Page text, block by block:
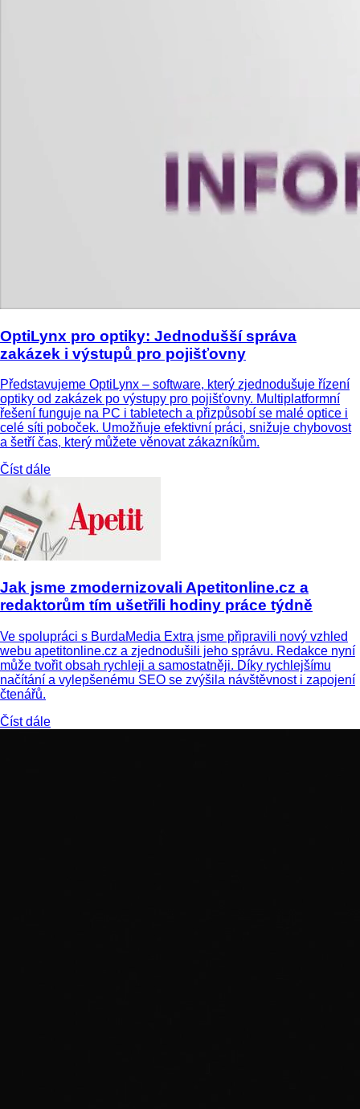
OptiLynx pro optiky: Jednodušší správa
zakázek i výstupů pro pojišťovny
Představujeme OptiLynx – software, který zjednodušuje řízení
optiky od zakázek po výstupy pro pojišťovny. Multiplatformní
řešení funguje na PC i tabletech a přizpůsobí se malé optice i
celé síti poboček. Umožňuje efektivní práci, snižuje chybovost
a šetří čas, který můžete věnovat zákazníkům.
Číst dále
Jak jsme zmodernizovali Apetitonline.cz a
redaktorům tím ušetřili hodiny práce týdně
Ve spolupráci s BurdaMedia Extra jsme připravili nový vzhled
webu apetitonline.cz a zjednodušili jeho správu. Redakce nyní
může tvořit obsah rychleji a samostatněji. Díky rychlejšímu
načítání a vylepšenému SEO se zvýšila návštěvnost i zapojení
čtenářů.
Číst dále